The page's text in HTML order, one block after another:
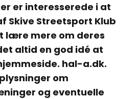
er interesserede i at
Skive Streetsport Klub
lære mere om deres
altid en god idé at
hal-a.dk.
om
og eventuelle